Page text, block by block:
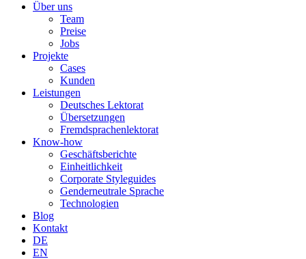
Über uns
Team
Preise
Jobs
Projekte
Cases
Kunden
Leistungen
Deutsches Lektorat
Übersetzungen
Fremdsprachenlektorat
Know-how
Geschäftsberichte
Einheitlichkeit
Corporate Styleguides
Genderneutrale Sprache
Technologien
Blog
Kontakt
DE
EN